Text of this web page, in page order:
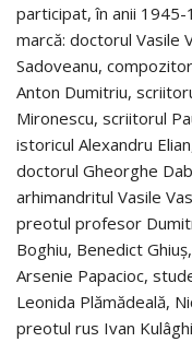
participat, în anii
marcă: doctorul Vasile
Sadoveanu,
Anton Dumitriu,
Mironescu, scriitorul
istoricul Alexandru
doctorul Gheorghe
arhimandritul Vasile
preotul profesor
Boghiu, Benedict
Arsenie Papacioc,
Leonida Plămădeală,
preotul rus Ivan